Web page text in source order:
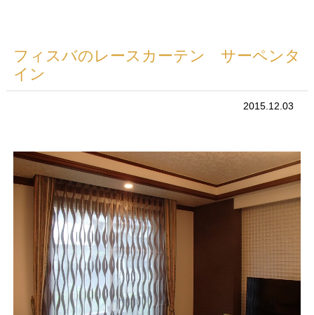
フィスバのレースカーテン サーペンタ
イン
2015.12.03